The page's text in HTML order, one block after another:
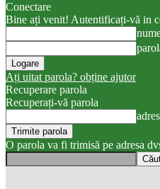
Conectare
Bine ați venit! Autentificați-vă in
Ați uitat parola? obține ajutor
Recuperare parola
Recuperați-vă parola
O parola va fi trimisă pe adresa